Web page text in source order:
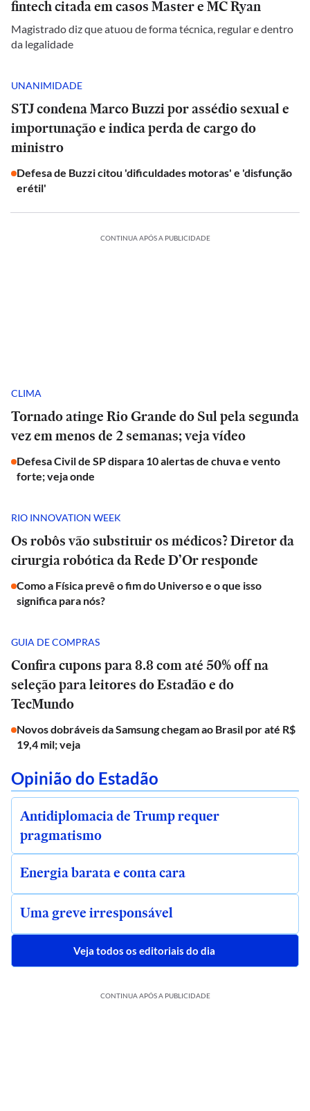
fintech citada em casos Master e MC Ryan
Magistrado diz que atuou de forma técnica, regular e dentro
da legalidade
UNANIMIDADE
STJ condena Marco Buzzi por assédio sexual e
importunação e indica perda de cargo do
ministro
Defesa de Buzzi citou 'dificuldades motoras' e 'disfunção
erétil'
CONTINUA APÓS A PUBLICIDADE
CLIMA
Tornado atinge Rio Grande do Sul pela segunda
vez em menos de 2 semanas; veja vídeo
Defesa Civil de SP dispara 10 alertas de chuva e vento
forte; veja onde
RIO INNOVATION WEEK
Os robôs vão substituir os médicos? Diretor da
cirurgia robótica da Rede D’Or responde
Como a Física prevê o fim do Universo e o que isso
significa para nós?
GUIA DE COMPRAS
Confira cupons para 8.8 com até 50% off na
seleção para leitores do Estadão e do
TecMundo
Novos dobráveis da Samsung chegam ao Brasil por até R$
19,4 mil; veja
Opinião do Estadão
Antidiplomacia de Trump requer
pragmatismo
Energia barata e conta cara
Uma greve irresponsável
Veja todos os editoriais do dia
CONTINUA APÓS A PUBLICIDADE